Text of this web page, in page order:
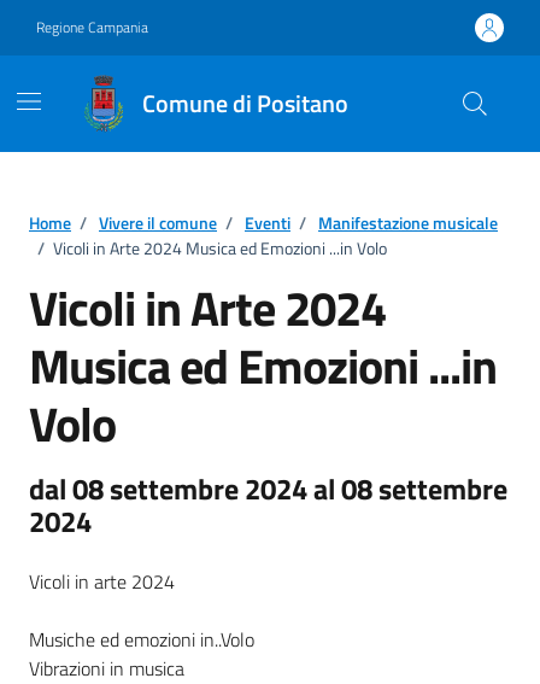
Regione Campania
Comune di Positano
Home / Vivere il comune / Eventi / Manifestazione musicale
/ Vicoli in Arte 2024 Musica ed Emozioni ...in Volo
Vicoli in Arte 2024
Musica ed Emozioni ...in
Volo
dal 08 settembre 2024 al 08 settembre
2024
Vicoli in arte 2024
Musiche ed emozioni in..Volo
Vibrazioni in musica